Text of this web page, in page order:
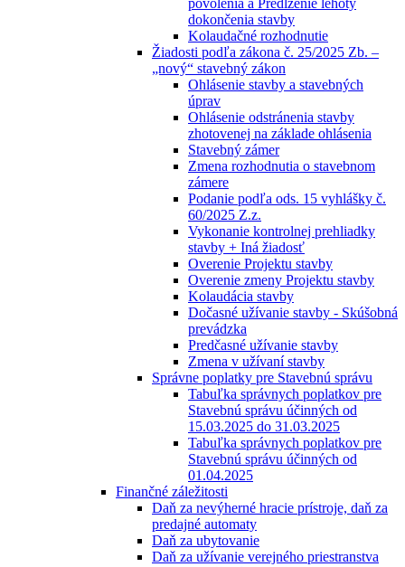
povolenia a Predĺženie lehoty
dokončenia stavby
Kolaudačné rozhodnutie
Žiadosti podľa zákona č. 25/2025 Zb. –
„nový“ stavebný zákon
Ohlásenie stavby a stavebných
úprav
Ohlásenie odstránenia stavby
zhotovenej na základe ohlásenia
Stavebný zámer
Zmena rozhodnutia o stavebnom
zámere
Podanie podľa ods. 15 vyhlášky č.
60/2025 Z.z.
Vykonanie kontrolnej prehliadky
stavby + Iná žiadosť
Overenie Projektu stavby
Overenie zmeny Projektu stavby
Kolaudácia stavby
Dočasné užívanie stavby - Skúšobná
prevádzka
Predčasné užívanie stavby
Zmena v užívaní stavby
Správne poplatky pre Stavebnú správu
Tabuľka správnych poplatkov pre
Stavebnú správu účinných od
15.03.2025 do 31.03.2025
Tabuľka správnych poplatkov pre
Stavebnú správu účinných od
01.04.2025
Finančné záležitosti
Daň za nevýherné hracie prístroje, daň za
predajné automaty
Daň za ubytovanie
Daň za užívanie verejného priestranstva